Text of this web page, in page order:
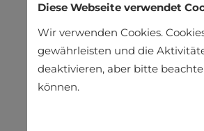
Diese Webseite verwendet
Wir verwenden Cookies.
gewährleisten und die
deaktivieren, aber bitte
können.